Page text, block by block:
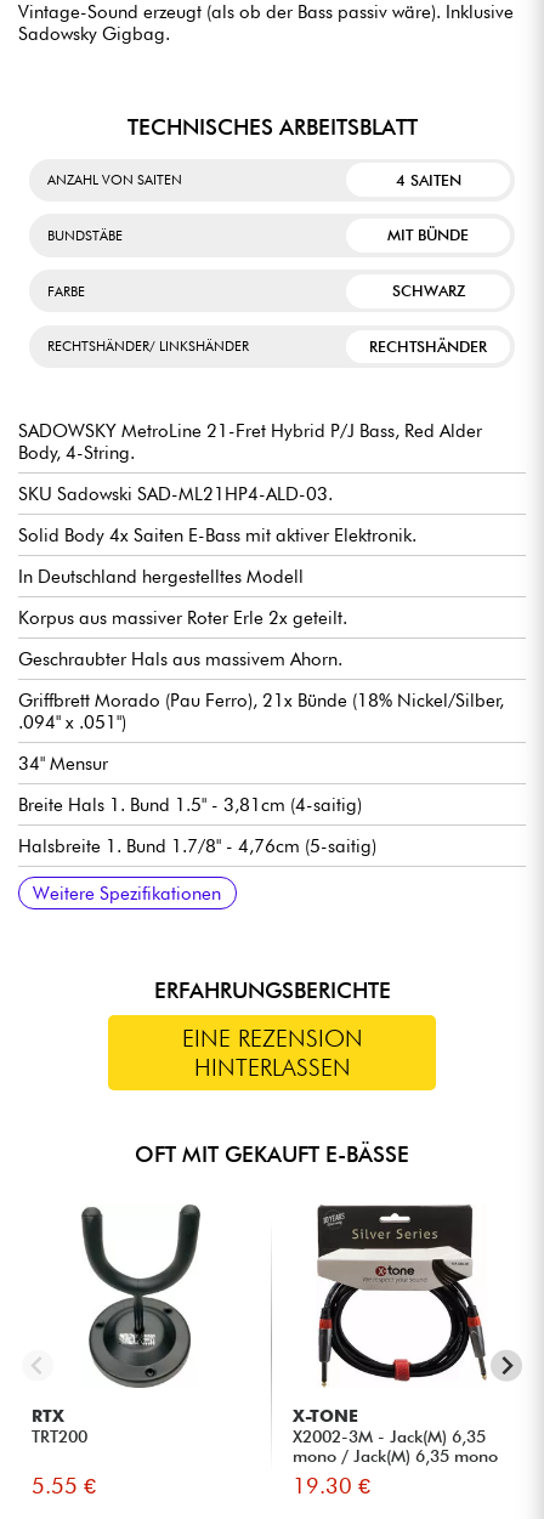
Vintage-Sound erzeugt (als ob der Bass passiv wäre). Inklusive
Sadowsky Gigbag.
TECHNISCHES ARBEITSBLATT
ANZAHL VON SAITEN 4 SAITEN
BUNDSTÄBE MIT BÜNDE
FARBE SCHWARZ
RECHTSHÄNDER/ LINKSHÄNDER RECHTSHÄNDER
SADOWSKY MetroLine 21-Fret Hybrid P/J Bass, Red Alder
Body, 4-String.
SKU Sadowski SAD-ML21HP4-ALD-03.
Solid Body 4x Saiten E-Bass mit aktiver Elektronik.
In Deutschland hergestelltes Modell
Korpus aus massiver Roter Erle 2x geteilt.
Geschraubter Hals aus massivem Ahorn.
Griffbrett Morado (Pau Ferro), 21x Bünde (18% Nickel/Silber,
.094" x .051")
34" Mensur
Breite Hals 1. Bund 1.5" - 3,81cm (4-saitig)
Halsbreite 1. Bund 1.7/8" - 4,76cm (5-saitig)
Hals-Pickup Sadowsky P-Style
Sadowsky hum-cancelling J-Style Mikrosteg
Pre-amp Sadowsky Treble & Bass boost (true bypass switch)
Volume / Balance / Vintage Tone Control (Push/Pull für
Preamp-Bypass) / Treble & Bass (konzentrische Potentiometer).
Sadowski Quick String Release Steg
Sadowsky Light Machine Heads stimmmechaniken
Verkauft mit Sadowsky Portabag
Weitere Spezifikationen
ERFAHRUNGSBERICHTE
EINE REZENSION
HINTERLASSEN
OFT MIT GEKAUFT E-BÄSSE
RTX
TRT200
5.55 €
X-TONE
X2002-3M - Jack(M) 6,35
mono / Jack(M) 6,35 mono
S...
19.30 €